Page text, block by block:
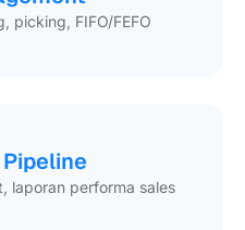
picking, FIFO/FEFO
laporan performa sales